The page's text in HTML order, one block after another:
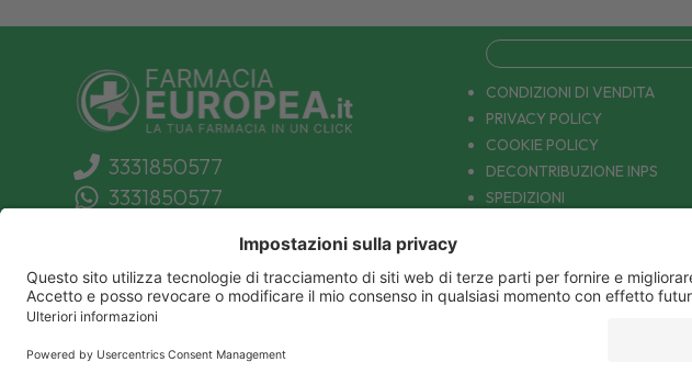
3331850577
3331850577
info@farmaciaeuropea.it
CONDIZIONI DI VENDITA
PRIVACY POLICY
COOKIE POLICY
DECONTRIBUZIONE INPS
SPEDIZIONI
PATOLOGIE: CAUSE E RIMEDI